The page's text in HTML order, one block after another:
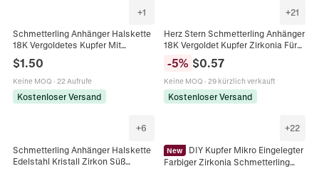
+1
Schmetterling Anhänger Halskette
18K Vergoldetes Kupfer Mit
Gradienten Irisierenden Harzflügeln
Und Zirkon Eleganter Schmuck
$1.50
Keine MOQ · 22 Aufrufe
Kostenloser Versand
+21
Herz Stern Schmetterling Anhänger
18K Vergoldet Kupfer Zirkonia Für
DIY Schmuckherstellung Mode
Charms Mom Mama
-5% $0.57
Keine MOQ · 29 kürzlich verkauft
Kostenloser Versand
+6
Schmetterling Anhänger Halskette
Edelstahl Kristall Zirkon Süß
+22
New
DIY Kupfer Mikro Eingelegter
Farbiger Zirkonia Schmetterling